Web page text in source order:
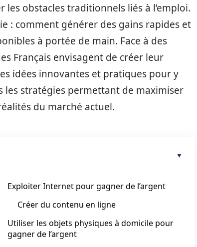
obstacles traditionnels liés à l’emploi.
: comment générer des gains rapides et
à portée de main. Face à des
Français envisagent de créer leur
idées innovantes et pratiques pour y
les stratégies permettant de maximiser
du marché actuel.
Exploiter Internet pour gagner de l’argent
Créer du contenu en ligne
Utiliser les objets physiques à domicile pour
gagner de l’argent